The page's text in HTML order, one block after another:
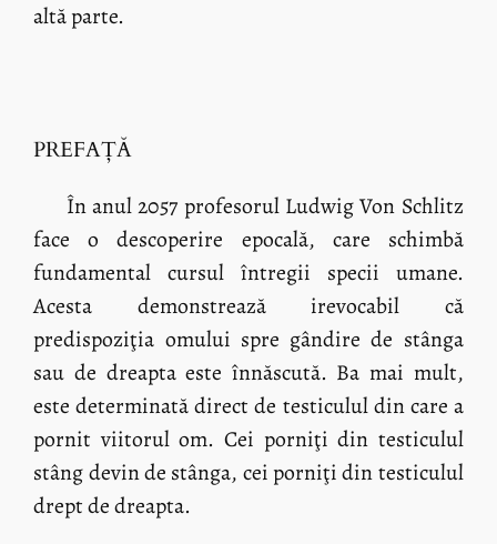
altă parte.
PREFAŢĂ
În anul 2057 profesorul Ludwig Von Schlitz
face o descoperire epocală, care schimbă
fundamental cursul întregii specii umane.
Acesta demonstrează irevocabil că
predispoziţia omului spre gândire de stânga
sau de dreapta este înnăscută. Ba mai mult,
este determinată direct de testiculul din care a
pornit viitorul om. Cei porniţi din testiculul
stâng devin de stânga, cei porniţi din testiculul
drept de dreapta.